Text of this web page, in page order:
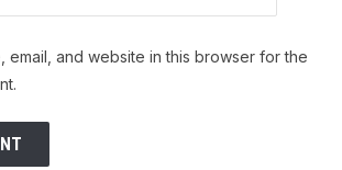
email, and website in this browser for the